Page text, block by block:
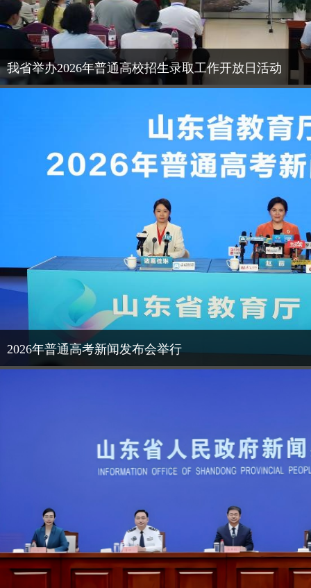
我省举办2026年普通高校招生录取工作开放日活动
2026年普通高考新闻发布会举行